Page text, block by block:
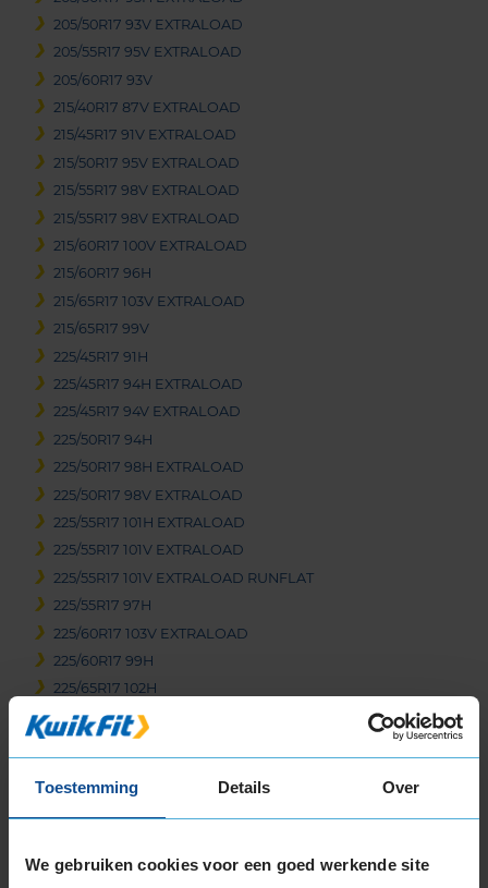
Toestemming Details Over
We gebruiken cookies voor een goed werkende site
205/50R17 93V EXTRALOAD
205/55R17 95V EXTRALOAD
205/60R17 93V
215/40R17 87V EXTRALOAD
215/45R17 91V EXTRALOAD
215/50R17 95V EXTRALOAD
215/55R17 98V EXTRALOAD
215/55R17 98V EXTRALOAD
215/60R17 100V EXTRALOAD
215/60R17 96H
215/65R17 103V EXTRALOAD
215/65R17 99V
225/45R17 91H
225/45R17 94H EXTRALOAD
225/45R17 94V EXTRALOAD
225/50R17 94H
225/50R17 98H EXTRALOAD
225/50R17 98V EXTRALOAD
225/55R17 101H EXTRALOAD
225/55R17 101V EXTRALOAD
225/55R17 101V EXTRALOAD RUNFLAT
225/55R17 97H
225/60R17 103V EXTRALOAD
225/60R17 99H
225/65R17 102H
225/65R17 106H EXTRALOAD
235/45R17 97V EXTRALOAD
235/55R17 103V EXTRALOAD